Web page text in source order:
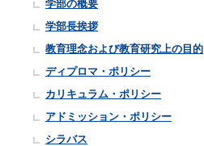
学部の概要
学部長挨拶
教育理念および教育研究上の目的
ディプロマ・ポリシー
カリキュラム・ポリシー
アドミッション・ポリシー
シラバス